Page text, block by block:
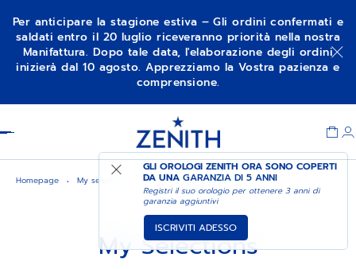
Per anticipare la stagione estiva – Gli ordini confermati e
saldati entro il 20 luglio riceveranno priorità nella nostra
Manifattura. Dopo tale data, l'elaborazione degli ordini
inizierà dal 10 agosto. Apprezziamo la Vostra pazienza e
comprensione.
GLI OROLOGI ZENITH ORA SONO COPERTI
DA UNAGARANZIA DI 5 ANNI
Registri il suo orologio per ottenere 3 anni di
garanzia aggiuntivi
ISCRIVITI ADESSO
Homepage My selections
My Selections